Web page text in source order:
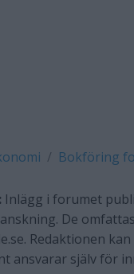
Bokföring
Inlägg i forumet
De
Redaktionen
ansvarar själv för